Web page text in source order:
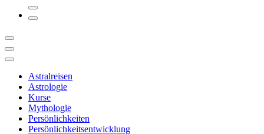
Astralreisen
Astrologie
Kurse
Mythologie
Persönlichkeiten
Persönlichkeitsentwicklung